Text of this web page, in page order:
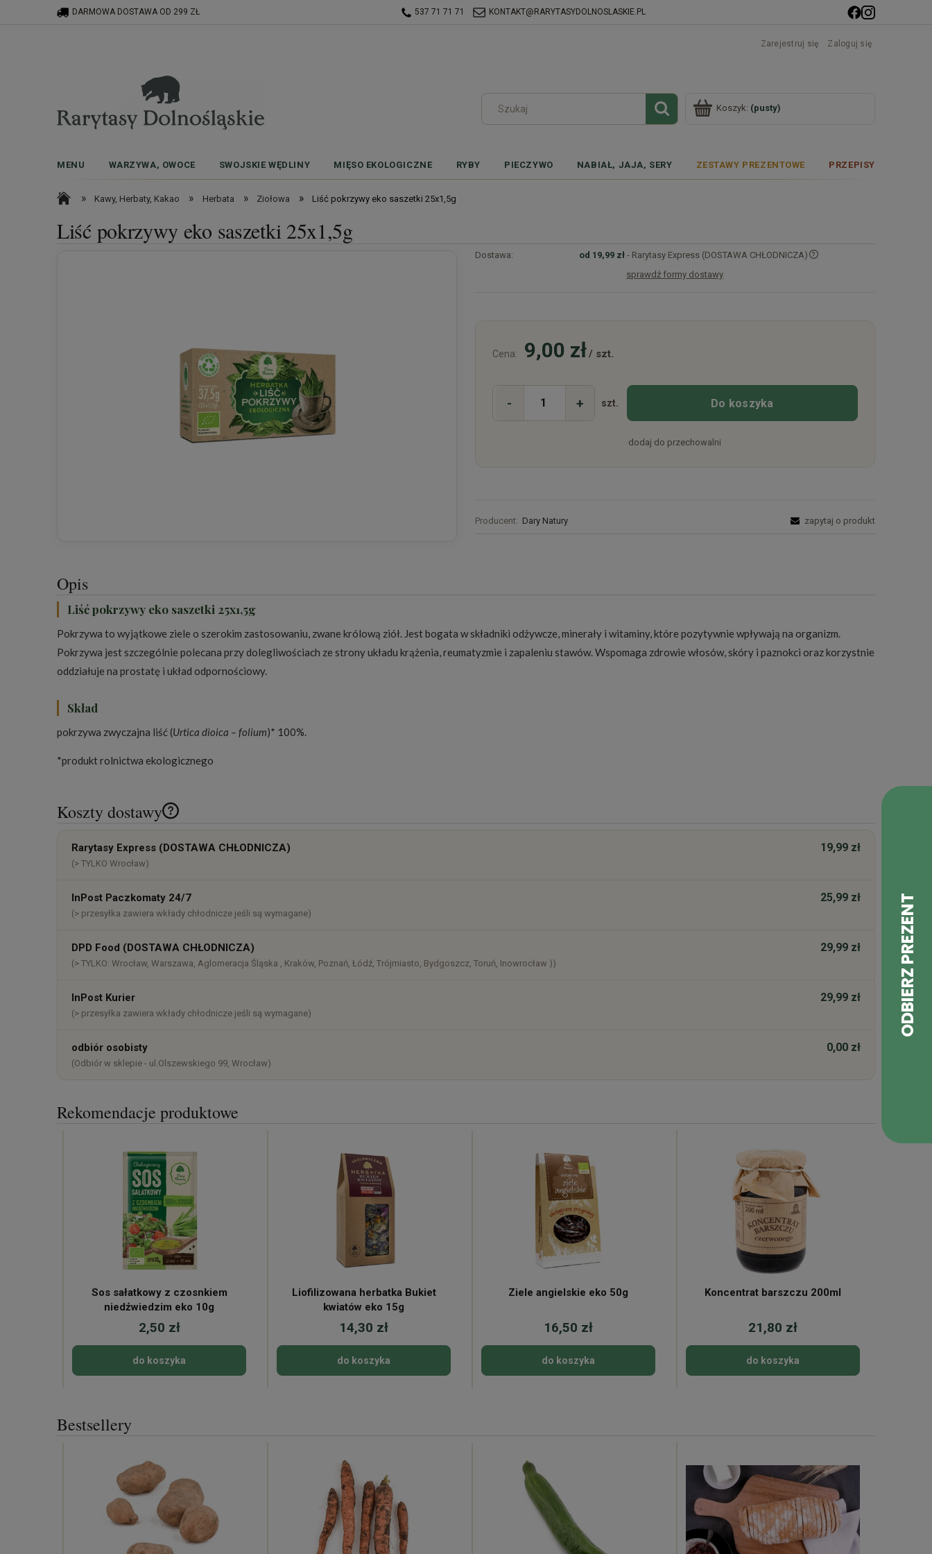
DARMOWA DOSTAWA OD 299 ZŁ 537 71 71 71 KONTAKT@RARYTASYDOLNOSLASKIE.PL
Zarejestruj się Zaloguj się
Koszyk: (pusty)
MENU WARZYWA, OWOCE SWOJSKIE WĘDLINY MIĘSO EKOLOGICZNE RYBY PIECZYWO NABIAŁ, JAJA, SERY ZESTAWY PREZENTOWE PRZEPISY
» Kawy, Herbaty, Kakao » Herbata » Ziołowa » Liść pokrzywy eko saszetki 25x1,5g
Liść pokrzywy eko saszetki 25x1,5g
Dostawa: od 19,99 zł - Rarytasy Express (DOSTAWA CHŁODNICZA)
sprawdź formy dostawy
Cena: 9,00 zł/ szt.
- + szt. Do koszyka
dodaj do przechowalni
Producent: Dary Natury zapytaj o produkt
Opis
Liść pokrzywy eko saszetki 25x1,5g
Pokrzywa to wyjątkowe ziele o szerokim zastosowaniu, zwane królową ziół. Jest bogata w składniki odżywcze, minerały i witaminy, które pozytywnie wpływają na organizm.
Pokrzywa jest szczególnie polecana przy dolegliwościach ze strony układu krążenia, reumatyzmie i zapaleniu stawów. Wspomaga zdrowie włosów, skóry i paznokci oraz korzystnie
oddziałuje na prostatę i układ odpornościowy.
Skład
pokrzywa zwyczajna liść (Urtica dioica – folium)* 100%.
*produkt rolnictwa ekologicznego
Koszty dostawy
Cena nie zawiera ewentualnych kosztów
Rarytasy Express (DOSTAWA CHŁODNICZA)
(> TYLKO Wrocław)
19,99 zł
InPost Paczkomaty 24/7
(> przesyłka zawiera wkłady chłodnicze jeśli są wymagane)
25,99 zł
DPD Food (DOSTAWA CHŁODNICZA)
(> TYLKO: Wrocław, Warszawa, Aglomeracja Śląska , Kraków, Poznań, Łódź, Trójmiasto, Bydgoszcz, Toruń, Inowrocław ))
29,99 zł
InPost Kurier
(> przesyłka zawiera wkłady chłodnicze jeśli są wymagane)
29,99 zł
odbiór osobisty
(Odbiór w sklepie - ul.Olszewskiego 99, Wrocław)
0,00 zł
Rekomendacje produktowe
Sos sałatkowy z czosnkiem
niedźwiedzim eko 10g
2,50 zł
do koszyka
Liofilizowana herbatka Bukiet
kwiatów eko 15g
14,30 zł
do koszyka
Ziele angielskie eko 50g
16,50 zł
do koszyka
Koncentrat barszczu 200ml
21,80 zł
do koszyka
Bestsellery